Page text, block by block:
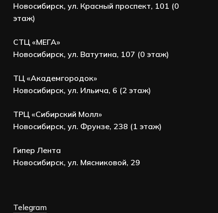
Новосибирск, ул. Красный проспект, 101 (0
этаж)
СТЦ «МЕГА»
Новосибирск, ул. Ватутина, 107 (0 этаж)
ТЦ «Академгородок»
Новосибирск, ул. Ильича, 6 (2 этаж)
ТРЦ «Сибирский Молл»
Новосибирск, ул. Фрунзе, 238 (1 этаж)
Гипер Лента
Новосибирск, ул. Мясниковой, 29
Telegram